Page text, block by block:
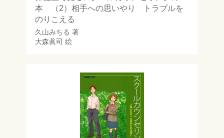
本 （2）相手への思いやり トラブルを
のりこえる
久山みちる 著
大森眞司 絵